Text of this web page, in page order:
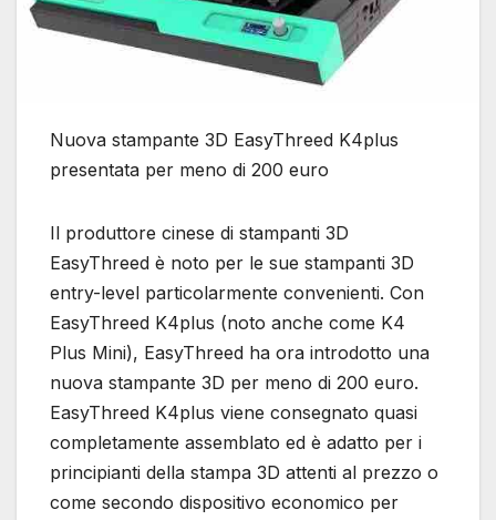
Nuova stampante 3D EasyThreed K4plus
presentata per meno di 200 euro
Il produttore cinese di stampanti 3D
EasyThreed è noto per le sue stampanti 3D
entry-level particolarmente convenienti. Con
EasyThreed K4plus (noto anche come K4
Plus Mini), EasyThreed ha ora introdotto una
nuova stampante 3D per meno di 200 euro.
EasyThreed K4plus viene consegnato quasi
completamente assemblato ed è adatto per i
principianti della stampa 3D attenti al prezzo o
come secondo dispositivo economico per